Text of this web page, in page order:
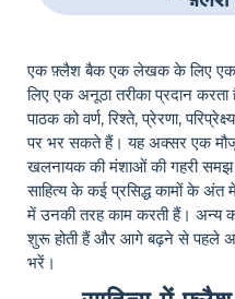
एक फ़्लैश बैक एक लेखक के लिए एक
लिए एक अनूठा तरीका प्रदान
पाठक को वर्ण, रिश्ते, प्रेरणा,
पर भर सकते हैं। यह अक्सर एक
खलनायक की मंशाओं की गहरी
साहित्य के कई प्रसिद्ध कामों के
में उनकी तरह काम करती हैं। अन्य
शुरू होती हैं और आगे बढ़ने से पहले
भरें।